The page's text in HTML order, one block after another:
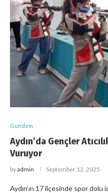
Gündem
Aydın’da Gençler
Vuruyor
byadmin September 12, 2025
Aydın’ın 17 ilçesinde spor dolu